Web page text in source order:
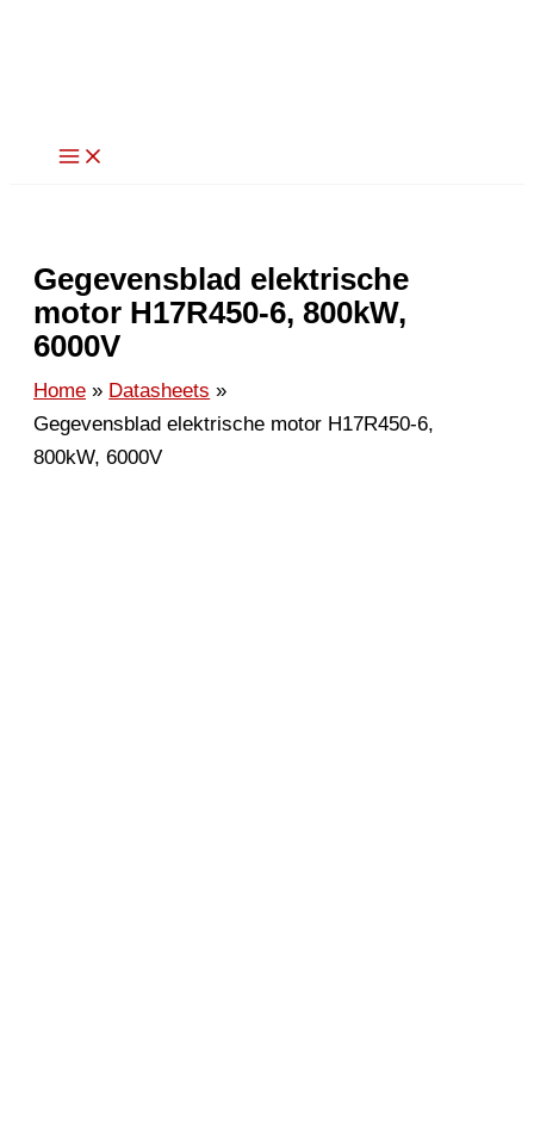
Gegevensblad elektrische
motor H17R450-6, 800kW,
6000V
Home
Datasheets
Gegevensblad elektrische motor H17R450-6,
800kW, 6000V